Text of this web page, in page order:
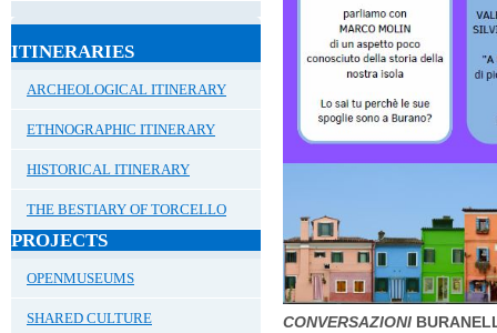
ITINERARIES
ARCHEOLOGICAL ITINERARY
ETHNOGRAPHIC ITINERARY
HISTORICAL ITINERARY
THE BESTIARY OF TORCELLO
PROJECTS
OPENMUSEUMS
SHARED CULTURE CONVERSAZIONI